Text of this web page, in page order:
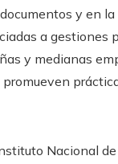
y en
a gestiones
y medianas
Nacional